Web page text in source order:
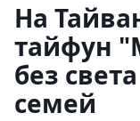
На
тайфун
без
семей